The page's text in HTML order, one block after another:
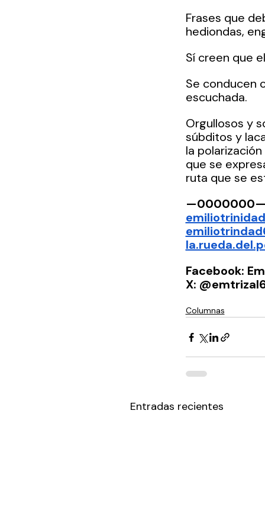
Frases que
hediondas,
Sí creen que
Se conducen
escuchada.
Orgullosos y
súbditos y
la
que se
ruta que se
Facebook:
X:
Columnas
Entradas recientes